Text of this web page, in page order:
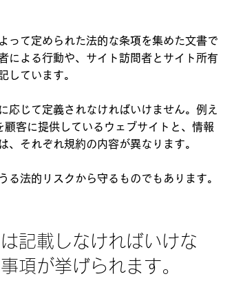
って定められた法的な条項を集めた文書で
による行動や、サイト訪問者とサイト所有
しています。
応じて定義されなければいけません。例え
客に提供しているウェブサイトと、情報
、それぞれ規約の内容が異なります。
る法的リスクから守るものでもあります。
記載しなければいけな
項が挙げられます。